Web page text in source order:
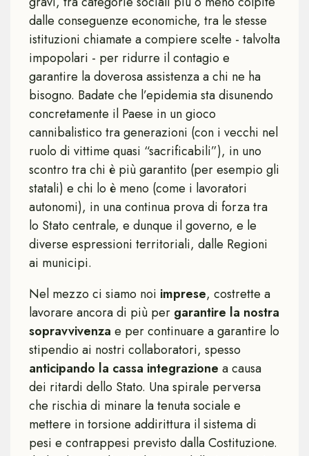
dalle conseguenze economiche, tra le stesse
istituzioni chiamate a compiere scelte - talvolta
impopolari - per ridurre il contagio e
garantire la doverosa assistenza a chi ne ha
bisogno. Badate che l’epidemia sta disunendo
concretamente il Paese in un gioco
cannibalistico tra generazioni (con i vecchi nel
ruolo di vittime quasi “sacrificabili”), in uno
scontro tra chi è più garantito (per esempio gli
statali) e chi lo è meno (come i lavoratori
autonomi), in una continua prova di forza tra
lo Stato centrale, e dunque il governo, e le
diverse espressioni territoriali, dalle Regioni
ai municipi.
Nel mezzo ci siamo noi imprese, costrette a
lavorare ancora di più per garantire la nostra
sopravvivenza e per continuare a garantire lo
stipendio ai nostri collaboratori, spesso
anticipando la cassa integrazione a causa
dei ritardi dello Stato. Una spirale perversa
che rischia di minare la tenuta sociale e
mettere in torsione addirittura il sistema di
pesi e contrappesi previsto dalla Costituzione.